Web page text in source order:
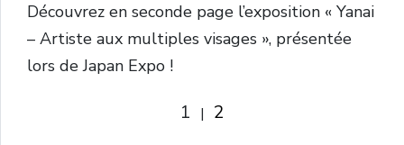
Découvrez en seconde page l’exposition « Yanai
– Artiste aux multiples visages », présentée
lors de Japan Expo !
1 | 2